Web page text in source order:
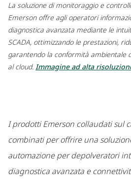
La soluzione di monitoraggio e
Emerson offre agli operatori
diagnostica avanzata mediante le
SCADA, ottimizzando le prestazioni,
garantendo la conformità ambientale
al cloud. Immagine ad alta
I prodotti Emerson collaudati sul
combinati per offrire una
automazione per depolveratori
diagnostica avanzata e